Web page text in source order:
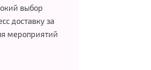
выбор
доставку за
мероприятий